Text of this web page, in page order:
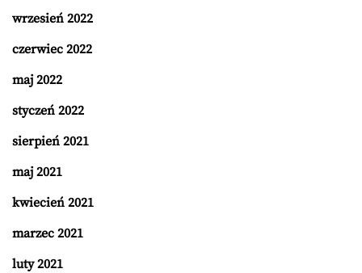
wrzesień 2022
czerwiec 2022
maj 2022
styczeń 2022
sierpień 2021
maj 2021
kwiecień 2021
marzec 2021
luty 2021